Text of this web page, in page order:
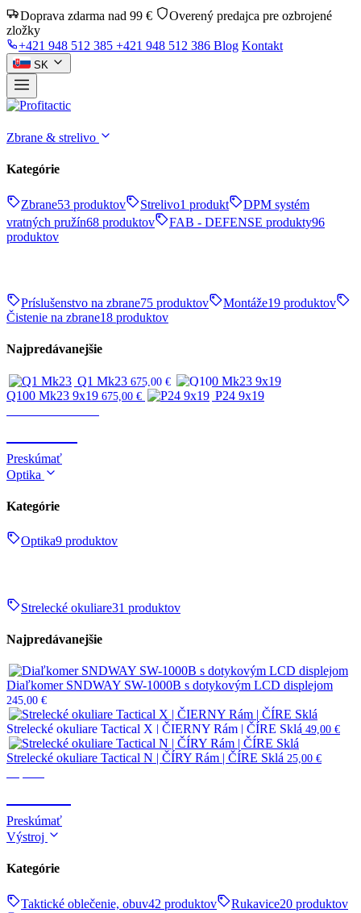
Doprava zdarma nad 99 €
Overený predajca pre ozbrojené
zložky
+421 948 512 385 +421 948 512 386 Blog Kontakt
SK
Zbrane & strelivo
Kategórie
Zbrane53 produktov Strelivo1 produkt
DPM systém
vratných pružín68 produktov FAB - DEFENSE produkty96
produktov
Príslušenstvo na zbrane75 produktov Montáže19 produktov
Čistenie na zbrane18 produktov
Najpredávanejšie
Q1 Mk23 675,00 €
Q100 Mk23 9x19 675,00 €
P24 9x19
Preskúmať
Optika
Kategórie
Optika9 produktov
Strelecké okuliare31 produktov
Najpredávanejšie
Diaľkomer SNDWAY SW-1000B s dotykovým LCD displejom
245,00 €
Strelecké okuliare Tactical X | ČIERNY Rám | ČÍRE Sklá 49,00 €
Strelecké okuliare Tactical N | ČÍRY Rám | ČÍRE Sklá 25,00 €
Preskúmať
Výstroj
Kategórie
Taktické oblečenie, obuv42 produktov Rukavice20 produktov